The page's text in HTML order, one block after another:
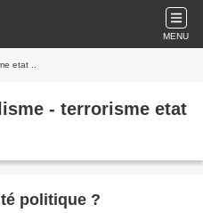
MENU
etat ..
- terrorisme etat
politique ?